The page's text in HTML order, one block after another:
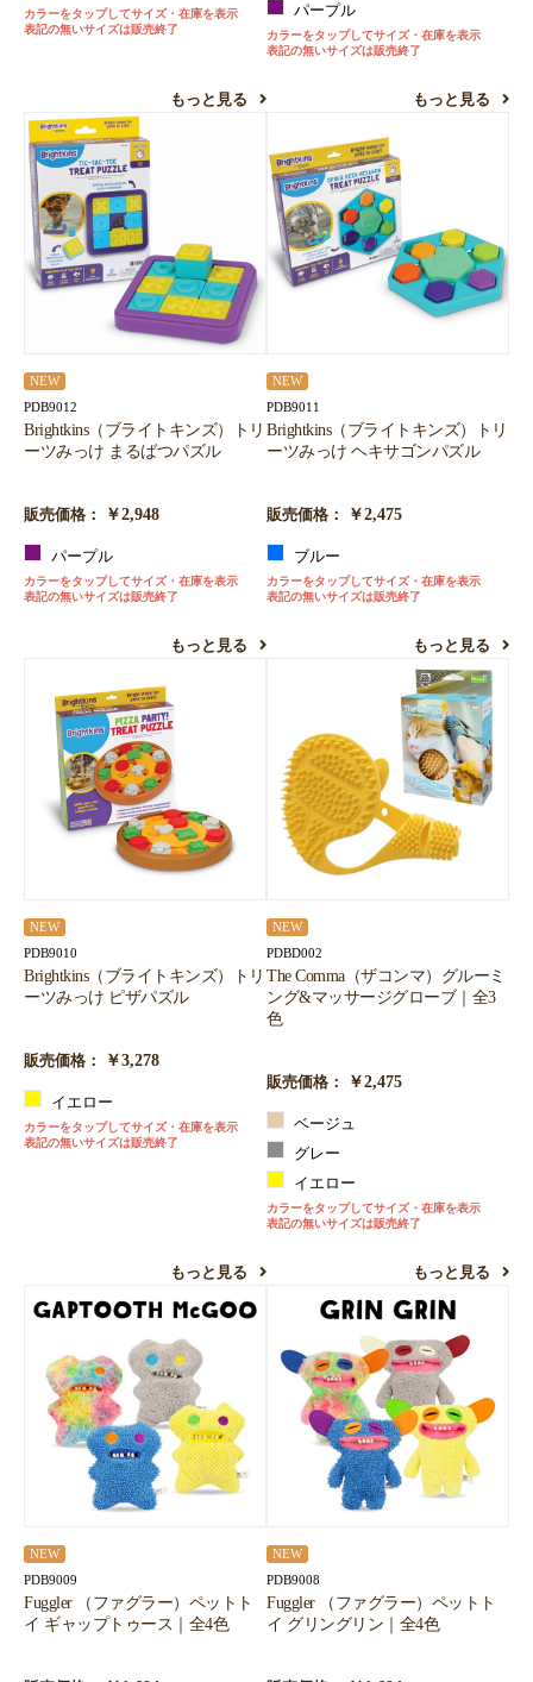
カラーをタップしてサイズ・在庫を表示
表記の無いサイズは販売終了
もっと見る
パープル
カラーをタップしてサイズ・在庫を表示
表記の無いサイズは販売終了
もっと見る
NEW
PDB9012
Brightkins（ブライトキンズ）トリ
ーツみっけ まるばつパズル
販売価格： ￥2,948
パープル
カラーをタップしてサイズ・在庫を表示
表記の無いサイズは販売終了
もっと見る
NEW
PDB9011
Brightkins（ブライトキンズ）トリ
ーツみっけ ヘキサゴンパズル
販売価格： ￥2,475
ブルー
カラーをタップしてサイズ・在庫を表示
表記の無いサイズは販売終了
もっと見る
NEW
PDB9010
Brightkins（ブライトキンズ）トリ
ーツみっけ ピザパズル
販売価格： ￥3,278
イエロー
カラーをタップしてサイズ・在庫を表示
表記の無いサイズは販売終了
もっと見る
NEW
PDBD002
The Comma（ザコンマ）グルーミ
ング&マッサージグローブ｜全3
色
販売価格： ￥2,475
ベージュ
グレー
イエロー
カラーをタップしてサイズ・在庫を表示
表記の無いサイズは販売終了
もっと見る
NEW
PDB9009
Fuggler （ファグラー）ペットト
イ ギャップトゥース｜全4色
NEW
PDB9008
Fuggler （ファグラー）ペットト
イ グリングリン｜全4色